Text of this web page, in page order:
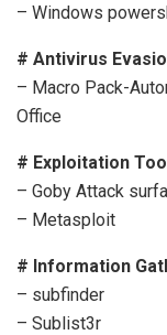
– Windows
# Antivirus
– Macro Pack-
Office
# Exploitation
– Goby Attack
– Metasploit
# Information
– subfinder
– Sublist3r